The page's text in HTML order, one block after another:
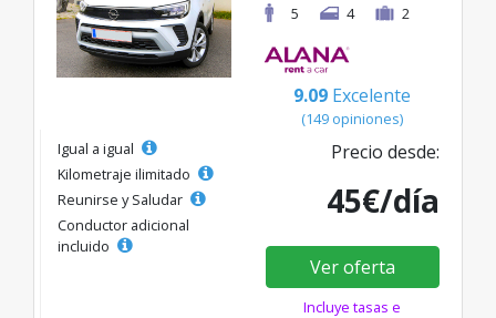
5
4 2
9.09 Excelente
(149 opiniones)
Igual a igual
Kilometraje ilimitado
Reunirse y Saludar
Conductor adicional
incluido
Precio desde:
45€/día
Ver oferta
Incluye tasas e